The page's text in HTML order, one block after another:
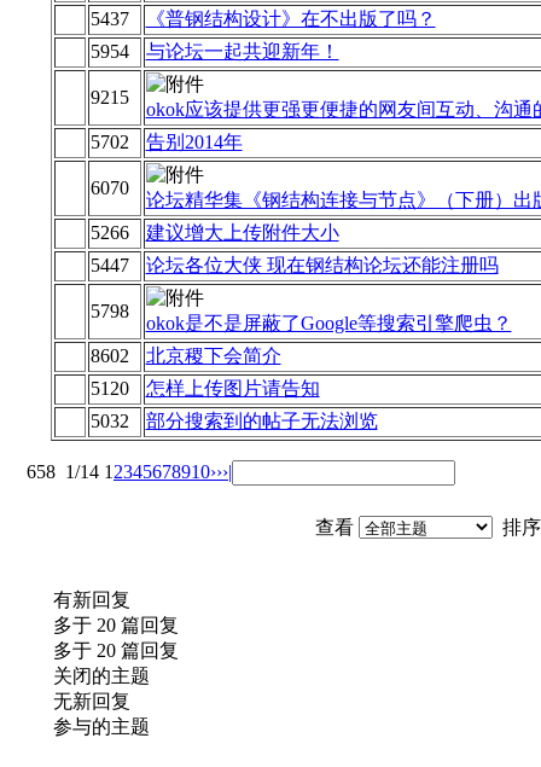
5437
《普钢结构设计》在不出版了吗？
5954
与论坛一起共迎新年！
9215
okok应该提供更强更便捷的网友间互动、沟通
5702
告别2014年
6070
论坛精华集《钢结构连接与节点》（下册）出
5266
建议增大上传附件大小
5447
论坛各位大侠 现在钢结构论坛还能注册吗
5798
okok是不是屏蔽了Google等搜索引擎爬虫？
8602
北京稷下会简介
5120
怎样上传图片请告知
5032
部分搜索到的帖子无法浏览
658 1/14 1 2345678910›››|
查看 排
有新回复
多于 20 篇回复
多于 20 篇回复
关闭的主题
无新回复
参与的主题